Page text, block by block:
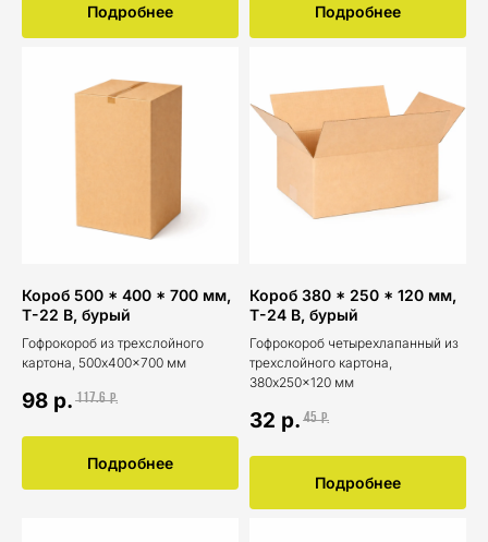
Подробнее Подробнее
Короб 500 * 400 * 700 мм,
Т-22 В, бурый
Гофрокороб из трехслойного
картона, 500x400x700 мм
98 р. 117.6 р.
Подробнее
Короб 380 * 250 * 120 мм,
Т-24 В, бурый
Гофрокороб четырехлапанный из
трехслойного картона,
380x250x120 мм
32 р. 45 р.
Подробнее